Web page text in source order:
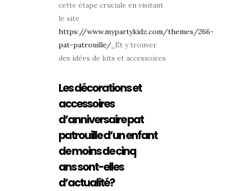
cette étape cruciale en visitant
le site
https://www.mypartykidz.com/themes/266-
pat-patrouille/. Et y trouver
des idées de kits et accessoires
Les décorations et
accessoires
d’anniversaire pat
patrouille d’un enfant
de moins de cinq
ans sont-elles
d’actualité?